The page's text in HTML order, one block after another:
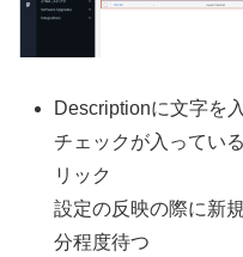
Descriptionに文字を
チェックが入ってい
リック
設定の反映の際に新
分程度待つ